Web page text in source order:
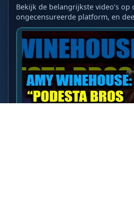
Bekijk de belangrijkste video’s op
ongecensureerde platform, en